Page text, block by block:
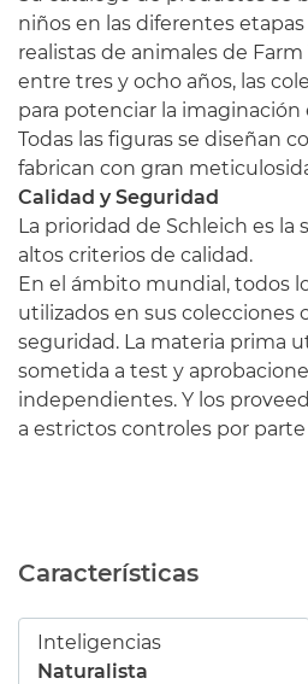
niños en las diferentes
realistas de animales de
entre tres y ocho años, las
para potenciar la
Todas las figuras se diseñan
fabrican con gran
Calidad y Seguridad
La prioridad de Schleich es
altos criterios de calidad.
En el ámbito mundial, todos
utilizados en sus
seguridad. La materia prima
sometida a test y
independientes. Y los
a estrictos controles por
Características
Inteligencias
Naturalista